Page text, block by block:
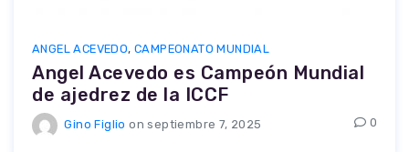
ANGEL ACEVEDO,CAMPEONATO MUNDIAL
Angel Acevedo es Campeón Mundial
de ajedrez de la ICCF
Gino Figlio on septiembre 7, 2025 0